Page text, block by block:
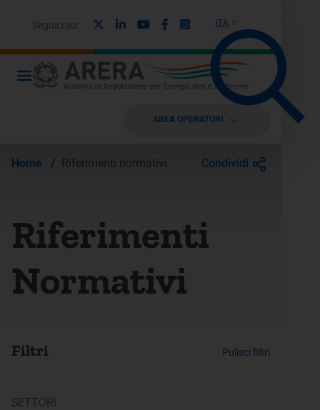
ITA
Seguici su: LinkedinYoutubeFacebook
Instagram
AREA OPERATORI
Home / Riferimenti normativi Condividi
Riferimenti
Normativi
Filtri Pulisci filtri
SETTORI